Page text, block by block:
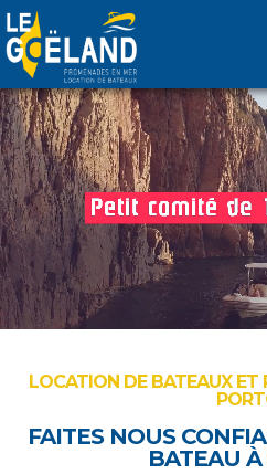
LOCATION DE BATEAUX ET
FAITES NOUS
BATEAU